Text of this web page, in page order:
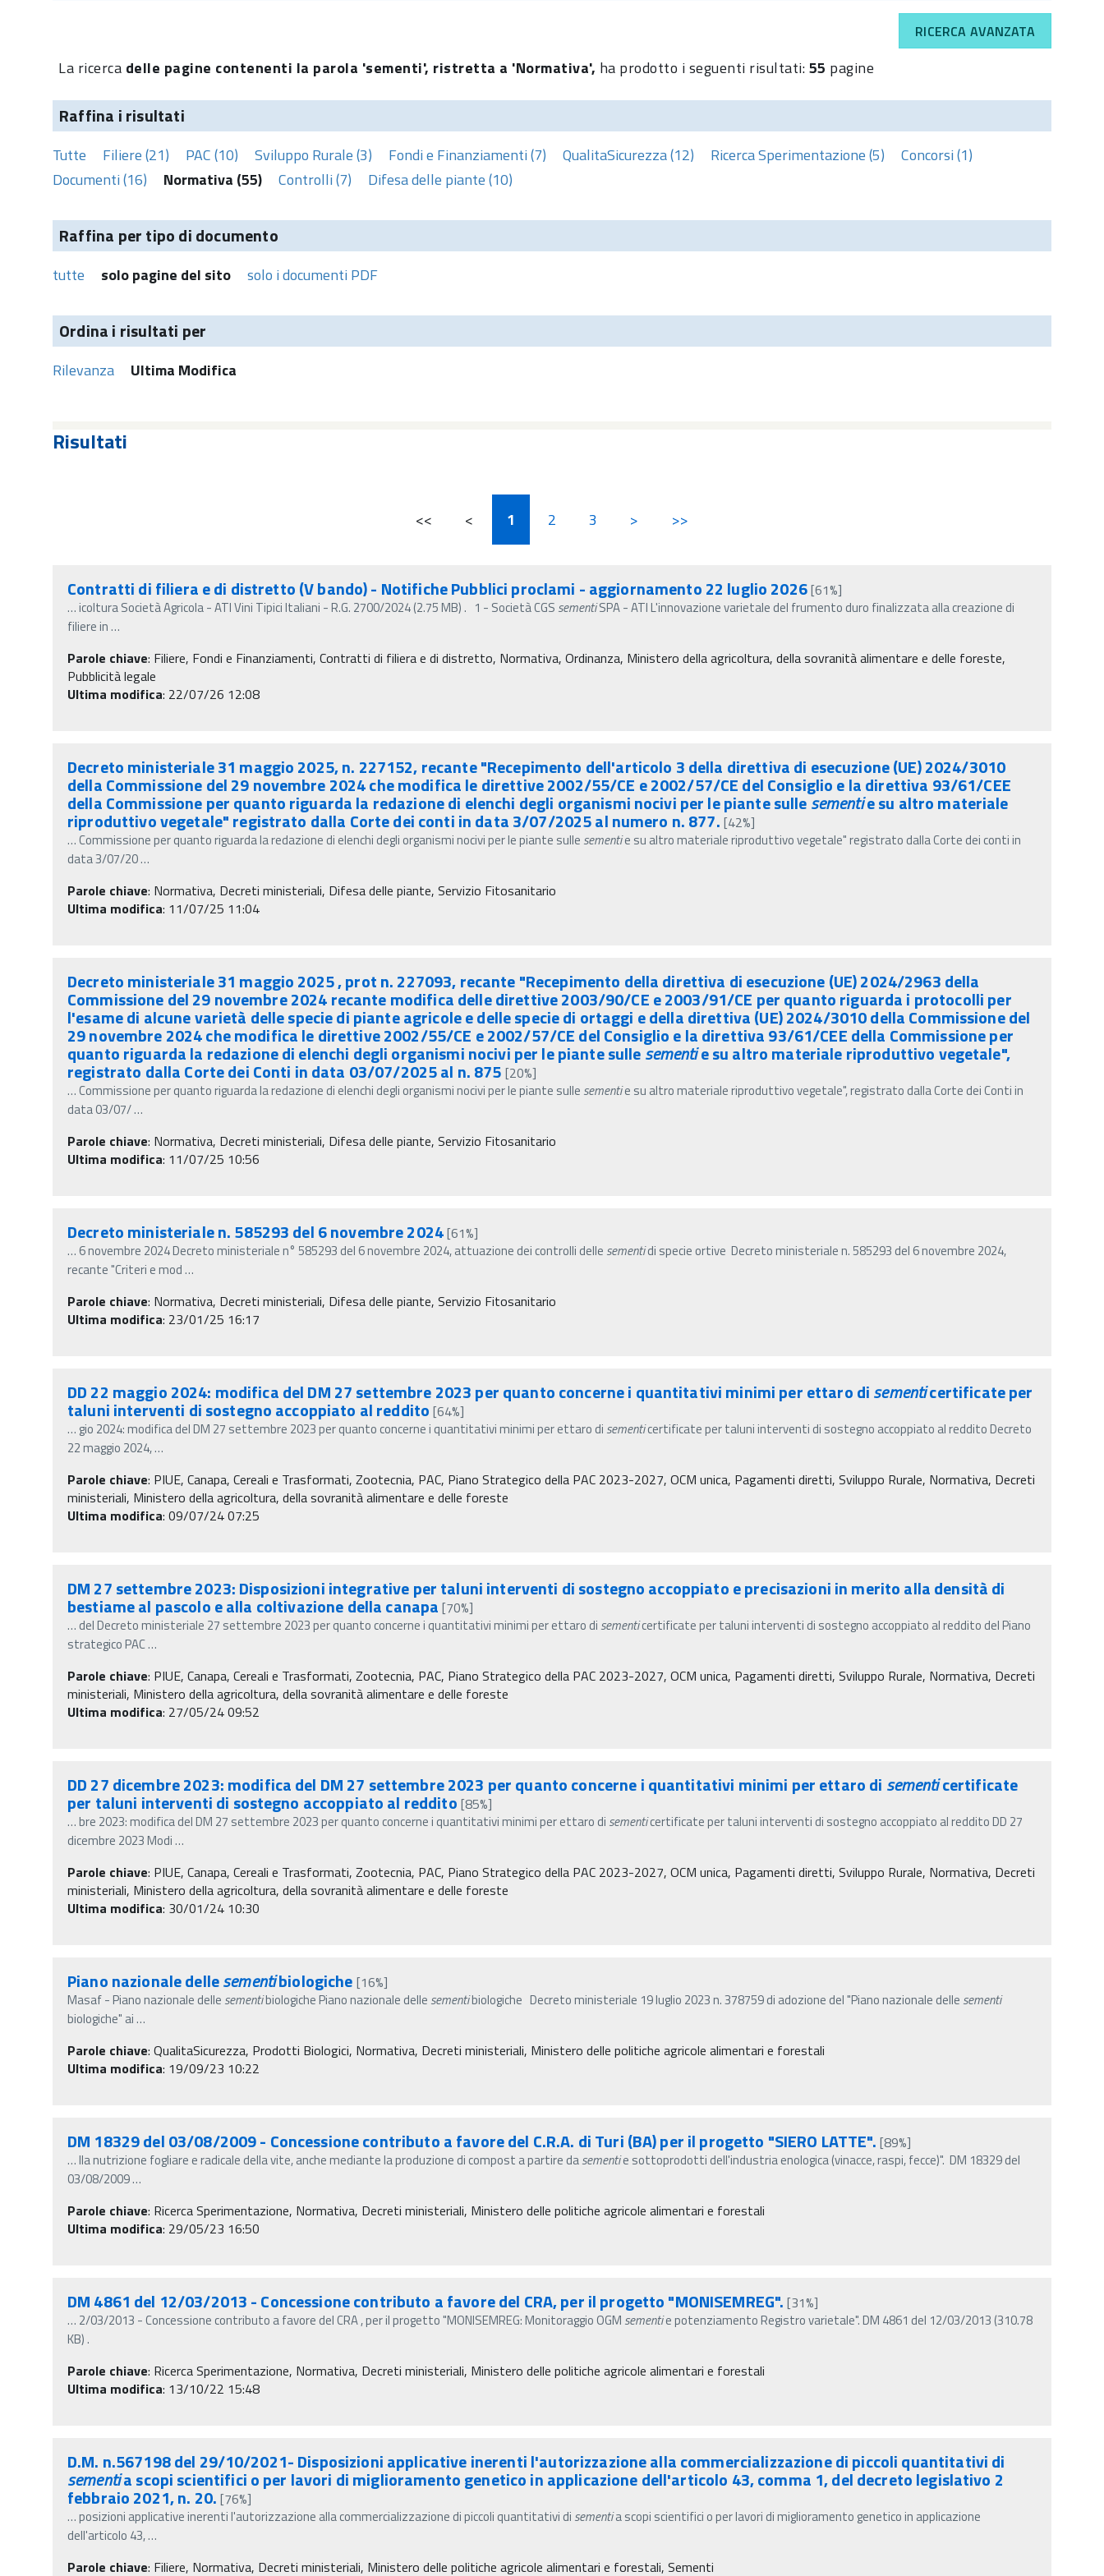
RICERCA AVANZATA
La ricerca delle pagine contenenti la parola 'sementi', ristretta a 'Normativa', ha prodotto i seguenti risultati:55 pagine
Raffina i risultati
Tutte Filiere (21) PAC (10) Sviluppo Rurale (3) Fondi e Finanziamenti (7) QualitaSicurezza (12) Ricerca Sperimentazione (5)
Concorsi (1)
Documenti (16)
Normativa (55) Controlli (7) Difesa delle piante (10)
Raffina per tipo di documento
tutte solo pagine del sito solo i documenti PDF
Ordina i risultati per
Rilevanza Ultima Modifica
Risultati
<< < 1 2 3 > >>
Contratti di filiera e di distretto (V bando) - Notifiche Pubblici proclami - aggiornamento 22 luglio 2026[61%]
…icoltura Società Agricola - ATI Vini Tipici Italiani - R.G. 2700/2024 (2.75 MB) . 1 - Società CGS sementiSPA - ATI L'innovazione varietale del frumento duro finalizzata alla creazione di
filiere in…
Parole chiave: Filiere, Fondi e Finanziamenti, Contratti di filiera e di distretto, Normativa, Ordinanza, Ministero della agricoltura, della sovranità alimentare e delle foreste,
Pubblicità legale
Ultima modifica: 22/07/26 12:08
Decreto ministeriale 31 maggio 2025, n. 227152, recante "Recepimento dell'articolo 3 della direttiva di esecuzione (UE) 2024/3010
della Commissione del 29 novembre 2024 che modifica le direttive 2002/55/CE e 2002/57/CE del Consiglio e la direttiva 93/61/CEE
della Commissione per quanto riguarda la redazione di elenchi degli organismi nocivi per le piante sullesementie su altro materiale
riproduttivo vegetale" registrato dalla Corte dei conti in data 3/07/2025 al numero n. 877. [42%]
…Commissione per quanto riguarda la redazione di elenchi degli organismi nocivi per le piante sulle sementie su altro materiale riproduttivo vegetale" registrato dalla Corte dei conti in
data 3/07/20…
Parole chiave: Normativa, Decreti ministeriali, Difesa delle piante, Servizio Fitosanitario
Ultima modifica: 11/07/25 11:04
Decreto ministeriale 31 maggio 2025 , prot n. 227093, recante "Recepimento della direttiva di esecuzione (UE) 2024/2963 della
Commissione del 29 novembre 2024 recante modifica delle direttive 2003/90/CE e 2003/91/CE per quanto riguarda i protocolli per
l'esame di alcune varietà delle specie di piante agricole e delle specie di ortaggi e della direttiva (UE) 2024/3010 della Commissione del
29 novembre 2024 che modifica le direttive 2002/55/CE e 2002/57/CE del Consiglio e la direttiva 93/61/CEE della Commissione per
quanto riguarda la redazione di elenchi degli organismi nocivi per le piante sullesementie su altro materiale riproduttivo vegetale",
registrato dalla Corte dei Conti in data 03/07/2025 al n. 875 [20%]
…Commissione per quanto riguarda la redazione di elenchi degli organismi nocivi per le piante sulle sementie su altro materiale riproduttivo vegetale", registrato dalla Corte dei Conti in
data 03/07/…
Parole chiave: Normativa, Decreti ministeriali, Difesa delle piante, Servizio Fitosanitario
Ultima modifica: 11/07/25 10:56
Decreto ministeriale n. 585293 del 6 novembre 2024[61%]
…6 novembre 2024 Decreto ministeriale n° 585293 del 6 novembre 2024, attuazione dei controlli delle sementidi specie ortive Decreto ministeriale n. 585293 del 6 novembre 2024,
recante "Criteri e mod…
Parole chiave: Normativa, Decreti ministeriali, Difesa delle piante, Servizio Fitosanitario
Ultima modifica: 23/01/25 16:17
DD 22 maggio 2024: modifica del DM 27 settembre 2023 per quanto concerne i quantitativi minimi per ettaro disementicertificate per
taluni interventi di sostegno accoppiato al reddito [64%]
… gio 2024: modifica del DM 27 settembre 2023 per quanto concerne i quantitativi minimi per ettaro di sementicertificate per taluni interventi di sostegno accoppiato al reddito Decreto
22 maggio 2024,…
Parole chiave: PIUE, Canapa, Cereali e Trasformati, Zootecnia, PAC, Piano Strategico della PAC 2023-2027, OCM unica, Pagamenti diretti, Sviluppo Rurale, Normativa, Decreti
ministeriali, Ministero della agricoltura, della sovranità alimentare e delle foreste
Ultima modifica: 09/07/24 07:25
DM 27 settembre 2023: Disposizioni integrative per taluni interventi di sostegno accoppiato e precisazioni in merito alla densità di
bestiame al pascolo e alla coltivazione della canapa [70%]
…del Decreto ministeriale 27 settembre 2023 per quanto concerne i quantitativi minimi per ettaro di sementicertificate per taluni interventi di sostegno accoppiato al reddito del Piano
strategico PAC…
Parole chiave: PIUE, Canapa, Cereali e Trasformati, Zootecnia, PAC, Piano Strategico della PAC 2023-2027, OCM unica, Pagamenti diretti, Sviluppo Rurale, Normativa, Decreti
ministeriali, Ministero della agricoltura, della sovranità alimentare e delle foreste
Ultima modifica: 27/05/24 09:52
DD 27 dicembre 2023: modifica del DM 27 settembre 2023 per quanto concerne i quantitativi minimi per ettaro di sementicertificate
per taluni interventi di sostegno accoppiato al reddito [85%]
…bre 2023: modifica del DM 27 settembre 2023 per quanto concerne i quantitativi minimi per ettaro di sementicertificate per taluni interventi di sostegno accoppiato al reddito DD 27
dicembre 2023 Modi…
Parole chiave: PIUE, Canapa, Cereali e Trasformati, Zootecnia, PAC, Piano Strategico della PAC 2023-2027, OCM unica, Pagamenti diretti, Sviluppo Rurale, Normativa, Decreti
ministeriali, Ministero della agricoltura, della sovranità alimentare e delle foreste
Ultima modifica: 30/01/24 10:30
Piano nazionale dellesementibiologiche [16%]
Masaf - Piano nazionale delle sementibiologiche Piano nazionale delle sementibiologiche Decreto ministeriale 19 luglio 2023 n. 378759 di adozione del "Piano nazionale delle sementi
biologiche" ai…
Parole chiave: QualitaSicurezza, Prodotti Biologici, Normativa, Decreti ministeriali, Ministero delle politiche agricole alimentari e forestali
Ultima modifica: 19/09/23 10:22
DM 18329 del 03/08/2009 - Concessione contributo a favore del C.R.A. di Turi (BA) per il progetto "SIERO LATTE". [89%]
…lla nutrizione fogliare e radicale della vite, anche mediante la produzione di compost a partire dasementie sottoprodotti dell'industria enologica (vinacce, raspi, fecce)". DM 18329 del
03/08/2009…
Parole chiave: Ricerca Sperimentazione, Normativa, Decreti ministeriali, Ministero delle politiche agricole alimentari e forestali
Ultima modifica: 29/05/23 16:50
DM 4861 del 12/03/2013 - Concessione contributo a favore del CRA, per il progetto "MONISEMREG". [31%]
… 2/03/2013 - Concessione contributo a favore del CRA , per il progetto "MONISEMREG: Monitoraggio OGM sementie potenziamento Registro varietale". DM 4861 del 12/03/2013 (310.78
KB) .
Parole chiave: Ricerca Sperimentazione, Normativa, Decreti ministeriali, Ministero delle politiche agricole alimentari e forestali
Ultima modifica: 13/10/22 15:48
D.M. n.567198 del 29/10/2021- Disposizioni applicative inerenti l'autorizzazione alla commercializzazione di piccoli quantitativi di
sementia scopi scientifici o per lavori di miglioramento genetico in applicazione dell'articolo 43, comma 1, del decreto legislativo 2
febbraio 2021, n. 20.[76%]
…posizioni applicative inerenti l'autorizzazione alla commercializzazione di piccoli quantitativi di sementia scopi scientifici o per lavori di miglioramento genetico in applicazione
dell'articolo 43,…
Parole chiave: Filiere, Normativa, Decreti ministeriali, Ministero delle politiche agricole alimentari e forestali, Sementi